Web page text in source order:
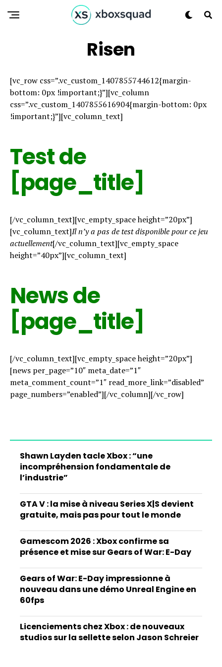
Risen
[vc_row css=”.vc_custom_1407855744612{margin-
bottom: 0px !important;}”][vc_column
css=”.vc_custom_1407855616904{margin-bottom: 0px
!important;}”][vc_column_text]
Test de
[page_title]
[/vc_column_text][vc_empty_space height=”20px”]
[vc_column_text]Il n’y a pas de test disponible pour ce jeu
actuellement[/vc_column_text][vc_empty_space
height=”40px”][vc_column_text]
News de
[page_title]
[/vc_column_text][vc_empty_space height=”20px”]
[news per_page=”10″ meta_date=”1″
meta_comment_count=”1″ read_more_link=”disabled”
page_numbers=”enabled”][/vc_column][/vc_row]
Shawn Layden tacle Xbox : “une
incompréhension fondamentale de
l’industrie”
GTA V : la mise à niveau Series X|S devient
gratuite, mais pas pour tout le monde
Gamescom 2026 : Xbox confirme sa
présence et mise sur Gears of War: E-Day
Gears of War: E-Day impressionne à
nouveau dans une démo Unreal Engine en
60fps
Licenciements chez Xbox : de nouveaux
studios sur la sellette selon Jason Schreier